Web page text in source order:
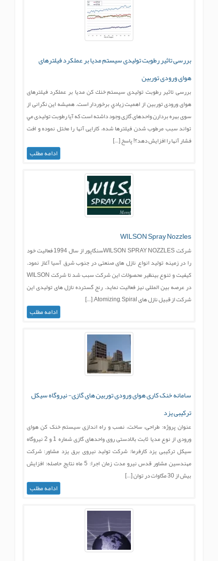
بررسی تاثير رطوبت توليدی سيستم مدیا بر عملكرد فيلترهای
هوای ورودی توربین
بررسی تاثير رطوبت توليدی سيستم خنك كن مدیا بر عملكرد فيلترهای
هوای ورودی توربین از اهميت زيادي برخوردار است. همیشه این نگرانی از
سوی بهره بردارن واحدهای گازی وجود داشته است که آیا رطوبت تولیدی مي
تواند سبب مرطوب شدن فيلترها شده، کارایی آنها را مختل نموده و افت
فشار آنها را افزایش دهد؟! پاسخ […]
ادامه مطلب
WILSON Spray Nozzles
شرکت WILSON SPRAY NOZZLESسنگاپور از سال 1994 فعالیت خود
را در زمینه تولید انواع نازل های صنعتی در جنوب شرق آسیا آغاز نمود.
کیفیت و تنوع بینظیر محصولات این شرکت سبب شد تا شرکت WILSON
در عرصه بین المللی نیز فعالیت نماید. رنج گسترده نازل های تولیدی این
شرکت از قبیل نازل های Atomizing, Spiral, […]
ادامه مطلب
سامانه خنک کاری هوای ورودی توربین های گازی- نیروگاه سیکل
ترکیبی یزد
عنوان پروژه: طراحی، ساخت، نصب و راه اندازی سیستم خنک کن هوای
ورودی از نوع مدیا ثابت بالادستی روی واحدهای گازی شماره 1 و 2 نیروگاه
سیکل ترکیبی یزد کارفرما: شرکت تولید نیروی برق یزد مشاور: شرکت
مهندسین مشاور قدس نیرو مدت زمان اجرا: 5 ماه نتایج حاصله: افزایش
بیش از 30 مگاوات در توان […]
ادامه مطلب